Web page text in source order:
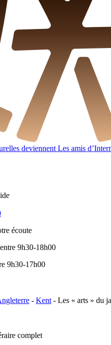
deviennent Les amis
écoute
9h30-18h00
9h30-17h00
- Kent - Les « arts » du
complet